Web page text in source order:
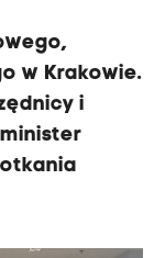
w Krakowie.
i